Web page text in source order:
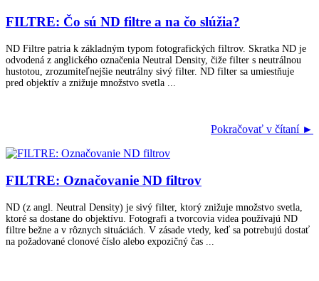
FILTRE: Čo sú ND filtre a na čo slúžia?
ND Filtre patria k základným typom fotografických filtrov. Skratka ND je
odvodená z anglického označenia Neutral Density, čiže filter s neutrálnou
hustotou, zrozumiteľnejšie neutrálny sivý filter. ND filter sa umiestňuje
pred objektív a znižuje množstvo svetla ...
Pokračovať v čítaní ►
FILTRE: Označovanie ND filtrov
ND (z angl. Neutral Density) je sivý filter, ktorý znižuje množstvo svetla,
ktoré sa dostane do objektívu. Fotografi a tvorcovia videa používajú ND
filtre bežne a v rôznych situáciách. V zásade vtedy, keď sa potrebujú dostať
na požadované clonové číslo alebo expozičný čas ...